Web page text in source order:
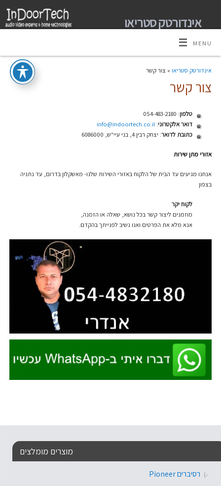
אינדורטק סטריאו
MENU
אינדורטק סטריאו» צור קשר
צור קשר
טלפון: 054-483-2180
דואר אלקטרוני:
info@indoortech.co.il
כתובת לדואר: יצחק רבין 4, בני עיי"ש, 6086000
אזורי מתן שירות
בצפון
לקוח יקר
מוזמנים ליצור קשר בכל נושא, שאלה או הזמנה,
אנא מלא את הפרטים ואנו נשיב לפנייתך בהקדם.
מוצרים מומלצים
רסיברים Pioneer